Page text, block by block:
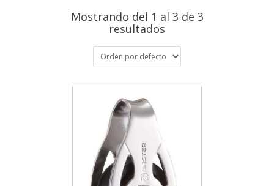
Mostrando del 1 al 3 de 3
resultados